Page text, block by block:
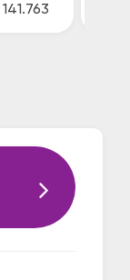
141.763